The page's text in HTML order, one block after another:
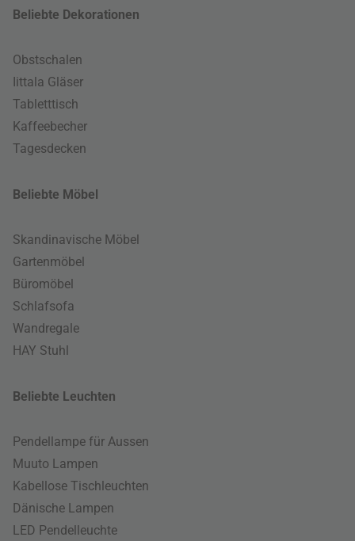
Beliebte Dekorationen
Obstschalen
Iittala Gläser
Tabletttisch
Kaffeebecher
Tagesdecken
Beliebte Möbel
Skandinavische Möbel
Gartenmöbel
Büromöbel
Schlafsofa
Wandregale
HAY Stuhl
Beliebte Leuchten
Pendellampe für Aussen
Muuto Lampen
Kabellose Tischleuchten
Dänische Lampen
LED Pendelleuchte